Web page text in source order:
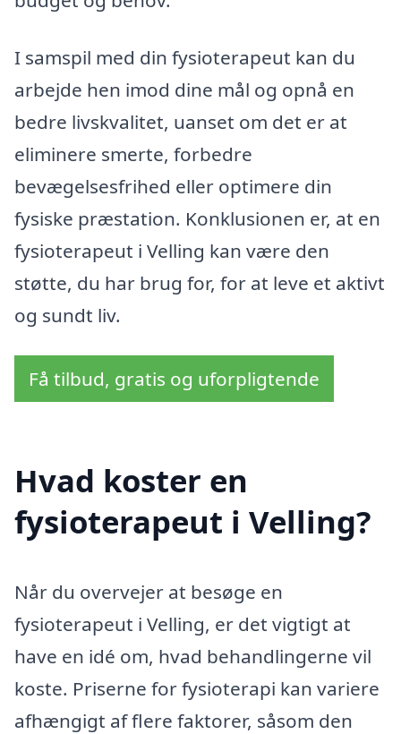
I samspil med din fysioterapeut kan du
arbejde hen imod dine mål og opnå en
bedre livskvalitet, uanset om det er at
eliminere smerte, forbedre
bevægelsesfrihed eller optimere din
fysiske præstation. Konklusionen er, at en
fysioterapeut i Velling kan være den
støtte, du har brug for, for at leve et aktivt
og sundt liv.
Få tilbud, gratis og uforpligtende
Hvad koster en
fysioterapeut i Velling?
Når du overvejer at besøge en
fysioterapeut i Velling, er det vigtigt at
have en idé om, hvad behandlingerne vil
koste. Priserne for fysioterapi kan variere
afhængigt af flere faktorer, såsom den